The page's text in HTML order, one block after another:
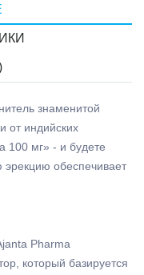
знаменитой
от индийских
100 мг» - и будете
обеспечивает
Pharma
который базируется